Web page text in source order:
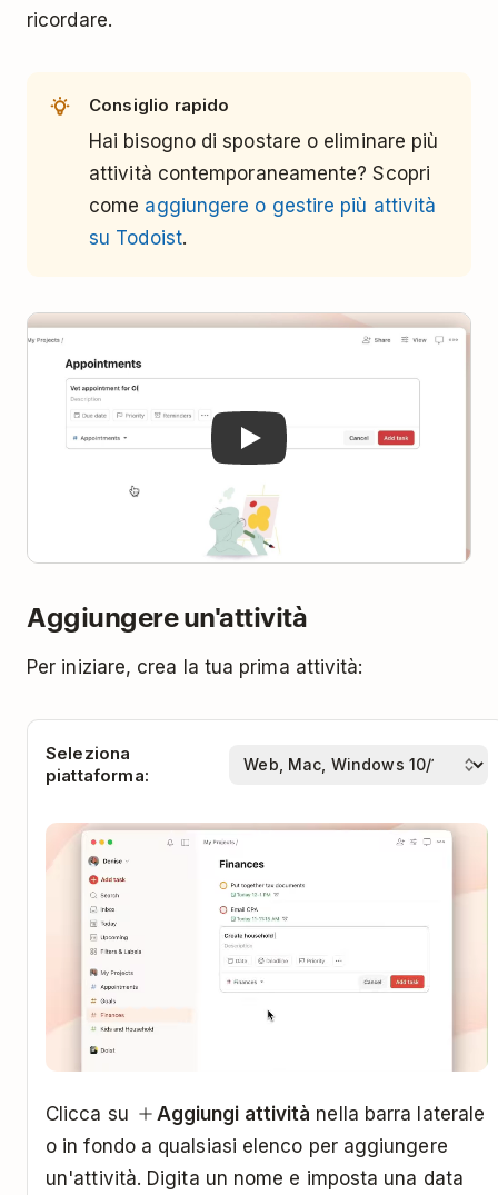
ricordare.
Consiglio rapido
Hai bisogno di spostare o eliminare più
attività contemporaneamente? Scopri
come aggiungere o gestire più attività
su Todoist.
Play
Aggiungere un'attività
Per iniziare, crea la tua prima attività:
Seleziona
piattaforma:
Clicca su Aggiungi attività nella barra laterale
o in fondo a qualsiasi elenco per aggiungere
un'attività. Digita un nome e imposta una data